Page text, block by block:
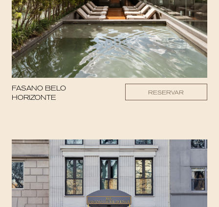
FASANO BELO
HORIZONTE
RESERVAR